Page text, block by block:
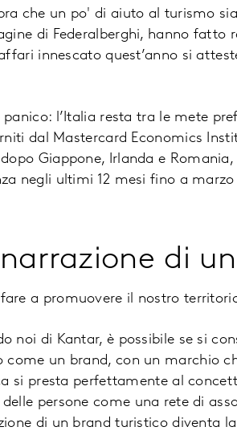
che un po' di aiuto al turismo
di Federalberghi, hanno fatto
innescato quest’anno si
panico: l’Italia resta tra le mete
dal Mastercard Economics
Giappone, Irlanda e
negli ultimi 12 mesi fino a marzo
di
a promuovere il nostro
noi di Kantar, è possibile se si
come un brand, con un marchio
si presta perfettamente al
persone come una rete di
di un brand turistico diventa